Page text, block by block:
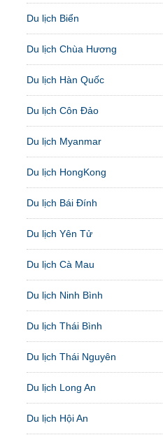
Du lịch Biển
Du lịch Chùa Hương
Du lịch Hàn Quốc
Du lịch Côn Đảo
Du lịch Myanmar
Du lịch HongKong
Du lịch Bái Đính
Du lịch Yên Tử
Du lịch Cà Mau
Du lịch Ninh Bình
Du lịch Thái Bình
Du lịch Thái Nguyên
Du lịch Long An
Du lịch Hội An